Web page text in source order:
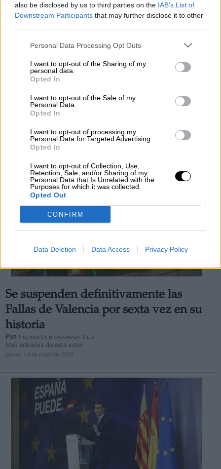
also be disclosed by us to third parties on the IAB’s List of
Downstream Participants that may further disclose it to other
Personal Data Processing Opt Outs
I want to opt-out of the Sharing of my
personal data.
Opted In
I want to opt-out of the Sale of my
Personal Data.
Opted In
I want to opt-out of processing my
Personal Data for Targeted Advertising.
Opted In
I want to opt-out of Collection, Use,
Retention, Sale, and/or Sharing of my
Personal Data that Is Unrelated with the
Purposes for which it was collected.
Opted Out
CONFIRM
Data Deletion Data Access Privacy Policy
Polémica en Valencia por la
concentración de fieles en la apertura
de una basílica
Andrea Chaparro Cayuela
lunes, 11 de mayo de 2020
Se suspenden definitivamente las
Fallas de Valencia por sexta vez en su
historia
Por Facundo Caín Sagárnaga Giles
Más artículos de este autor
jueves, 14 de mayo de 2020